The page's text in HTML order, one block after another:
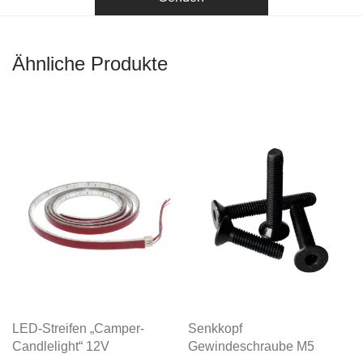
Ähnliche Produkte
LED-Streifen „Camper-
Candlelight“ 12V
Senkkopf
Gewindeschraube M5